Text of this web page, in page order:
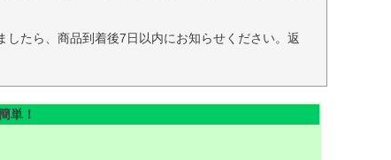
たら、商品到着後7日以内にお知らせください。返
単！